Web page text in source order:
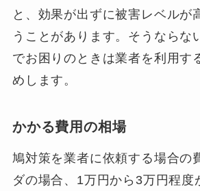
と、効果が出ずに被害レベルが
うことがあります。そうならな
でお困りのときは業者を利用す
めします。
かかる費用の相場
鳩対策を業者に依頼する場合の
ダの場合、1万円から3万円程度